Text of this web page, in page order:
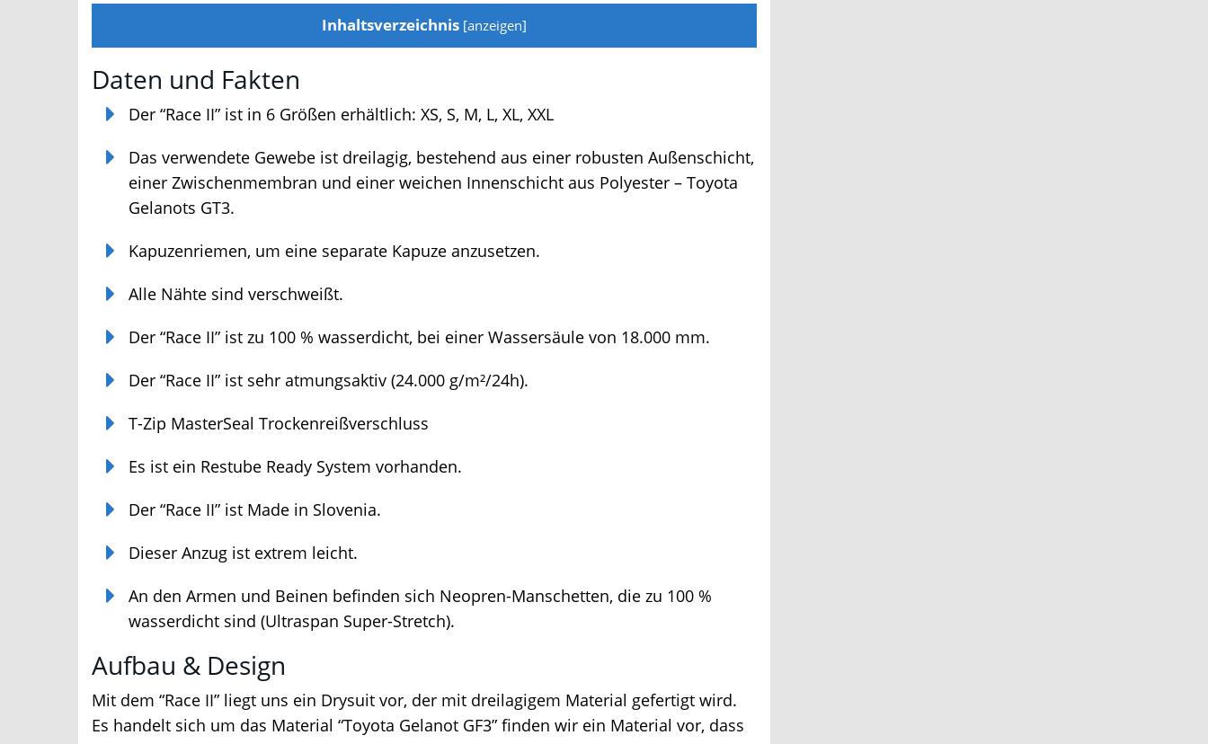
Inhaltsverzeichnis[ anzeigen]
Daten und Fakten
Der “Race II” ist in 6 Größen erhältlich: XS, S, M, L, XL, XXL
Das verwendete Gewebe ist dreilagig, bestehend aus einer robusten Außenschicht,
einer Zwischenmembran und einer weichen Innenschicht aus Polyester – Toyota
Gelanots GT3.
Kapuzenriemen, um eine separate Kapuze anzusetzen.
Alle Nähte sind verschweißt.
Der “Race II” ist zu 100 % wasserdicht, bei einer Wassersäule von 18.000 mm.
Der “Race II” ist sehr atmungsaktiv (24.000 g/m²/24h).
T-Zip MasterSeal Trockenreißverschluss
Es ist ein Restube Ready System vorhanden.
Der “Race II” ist Made in Slovenia.
Dieser Anzug ist extrem leicht.
An den Armen und Beinen befinden sich Neopren-Manschetten, die zu 100 %
wasserdicht sind (Ultraspan Super-Stretch).
Aufbau & Design
Mit dem “Race II” liegt uns ein Drysuit vor, der mit dreilagigem Material gefertigt wird.
Es handelt sich um das Material “Toyota Gelanot GF3” finden wir ein Material vor, dass